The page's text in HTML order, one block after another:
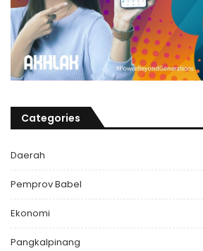
Categories
Daerah
Pemprov Babel
Ekonomi
Pangkalpinang